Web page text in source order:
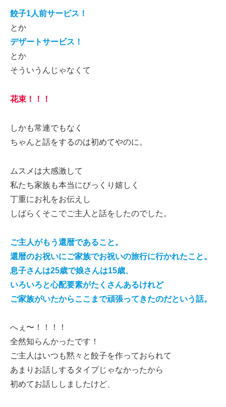
餃子1人前サービス！
とか
デザートサービス！
とか
そういうんじゃなくて
花束！！！
しかも常連でもなく
ちゃんと話をするのは初めてやのに。
ムスメは大感激して
私たち家族も本当にびっくり嬉しく
丁重にお礼をお伝えし
しばらくそこでご主人と話をしたのでした。
ご主人がもう還暦であること。
還暦のお祝いにご家族でお祝いの旅行に行かれたこと。
息子さんは25歳で娘さんは15歳、
いろいろと心配要素がたくさんあるけれど
ご家族がいたからここまで頑張ってきたのだという話。
へぇ〜！！！！
全然知らんかったです！
ご主人はいつも黙々と餃子を作っておられて
あまりお話しするタイプじゃなかったから
初めてお話ししましたけど、